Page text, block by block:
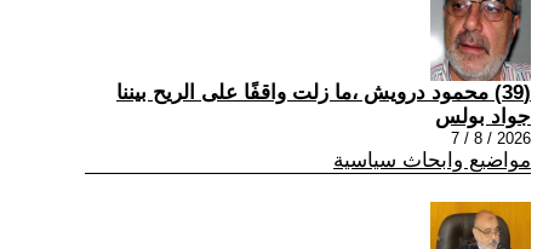
(39) محمود درويش ،ما زلت واقفًا على الريح بيننا
جواد بولس
2026 / 8 / 7
مواضيع وابحاث سياسية